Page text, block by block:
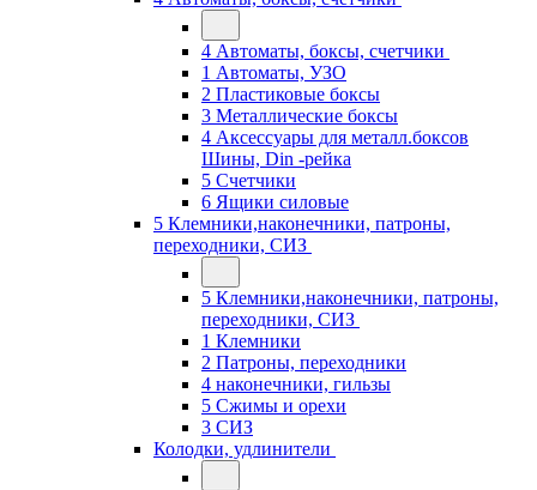
4 Автоматы, боксы, счетчики
1 Автоматы, УЗО
2 Пластиковые боксы
3 Металлические боксы
4 Аксессуары для металл.боксов
Шины, Din -рейка
5 Счетчики
6 Ящики силовые
5 Клемники,наконечники, патроны,
переходники, СИЗ
5 Клемники,наконечники, патроны,
переходники, СИЗ
1 Клемники
2 Патроны, переходники
4 наконечники, гильзы
5 Сжимы и орехи
3 СИЗ
Колодки, удлинители